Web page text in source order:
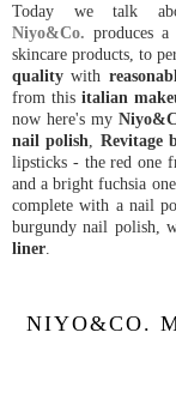
Today we talk
Niyo&Co. produces
skincare products, to
quality with
from thisitalian
now here's my
nail polish
Revitage
lipsticks - the red one
and a bright fuchsia
complete with a nail
burgundy nail polish,
liner
NIYO&CO.